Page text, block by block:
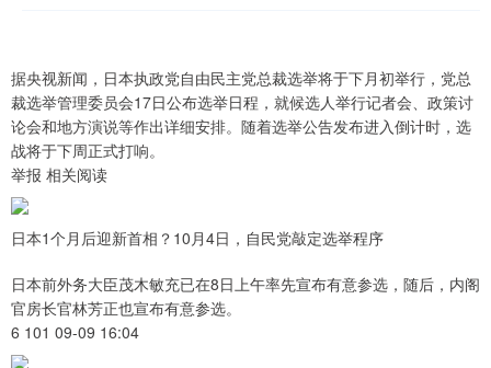
据央视新闻，日本执政党自由民主党总裁选举将于下月初举行，党总
裁选举管理委员会17日公布选举日程，就候选人举行记者会、政策讨
论会和地方演说等作出详细安排。随着选举公告发布进入倒计时，选
战将于下周正式打响。
举报 相关阅读
日本1个月后迎新首相？10月4日，自民党敲定选举程序
日本前外务大臣茂木敏充已在8日上午率先宣布有意参选，随后，内阁
官房长官林芳正也宣布有意参选。
6 101 09-09 16:04